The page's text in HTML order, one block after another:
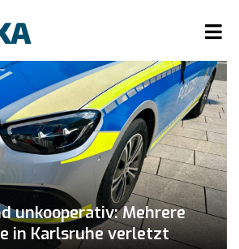
unkooperativ: Mehrere
in Karlsruhe verletzt